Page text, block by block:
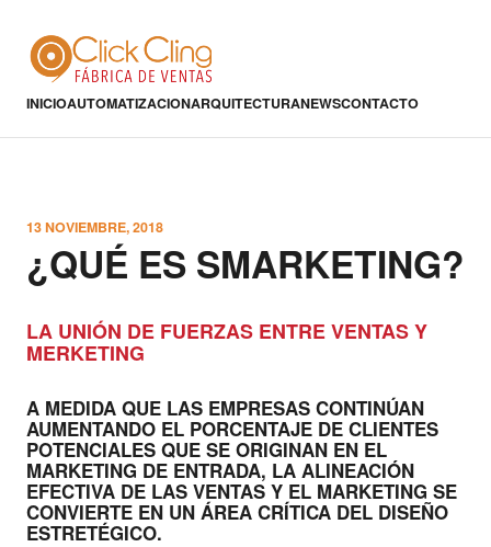
INICIOAUTOMATIZACIONARQUITECTURANEWSCONTACTO
13 NOVIEMBRE, 2018
¿QUÉ ES SMARKETING?
LA UNIÓN DE FUERZAS ENTRE VENTAS Y
MERKETING
A MEDIDA QUE LAS EMPRESAS CONTINÚAN
AUMENTANDO EL PORCENTAJE DE CLIENTES
POTENCIALES QUE SE ORIGINAN EN EL
MARKETING DE ENTRADA, LA ALINEACIÓN
EFECTIVA DE LAS VENTAS Y EL MARKETING SE
CONVIERTE EN UN ÁREA CRÍTICA DEL DISEÑO
ESTRETÉGICO.